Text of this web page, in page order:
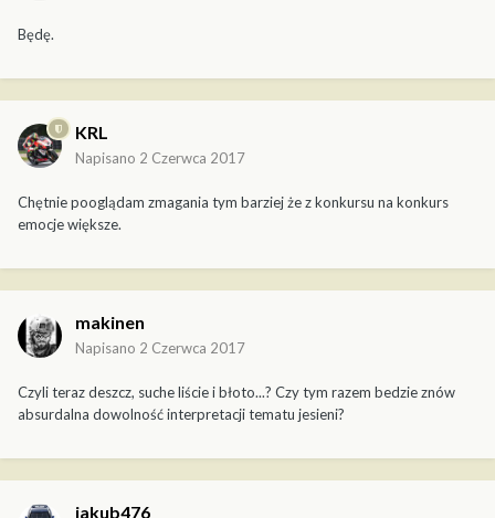
Będę.
KRL
Napisano 2 Czerwca 2017
Chętnie pooglądam zmagania tym barziej że z konkursu na konkurs
emocje większe.
makinen
Napisano 2 Czerwca 2017
Czyli teraz deszcz, suche liście i błoto...? Czy tym razem bedzie znów
absurdalna dowolność interpretacji tematu jesieni?
jakub476